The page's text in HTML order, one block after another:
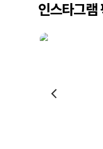
인스타그램